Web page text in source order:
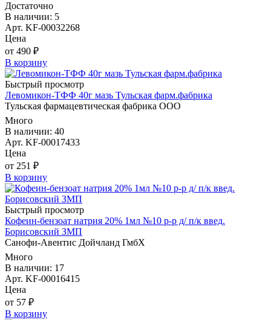
Достаточно
В наличии: 5
Арт. KF-00032268
Цена
от 490 ₽
В корзину
Быстрый просмотр
Левомикон-ТФФ 40г мазь Тульская фарм.фабрика
Тульская фармацевтическая фабрика ООО
Много
В наличии: 40
Арт. KF-00017433
Цена
от 251 ₽
В корзину
Быстрый просмотр
Кофеин-бензоат натрия 20% 1мл №10 р-р д/ п/к введ.
Борисовский ЗМП
Санофи-Авентис Дойчланд ГмбХ
Много
В наличии: 17
Арт. KF-00016415
Цена
от 57 ₽
В корзину